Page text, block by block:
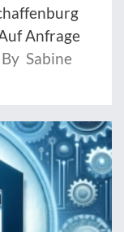
Anfrage
By Sabine